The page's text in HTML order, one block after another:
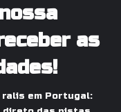
as
em Portugal: